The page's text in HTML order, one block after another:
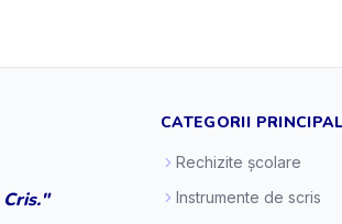
CATEGORII
Rechizite școlare
Instrumente de scris